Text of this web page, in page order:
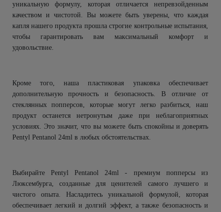
уникальную формулу, которая отличается непревзойденным
качеством и чистотой. Вы можете быть уверены, что каждая
капля нашего продукта прошла строгие контрольные испытания,
чтобы гарантировать вам максимальный комфорт и
удовольствие.
Кроме того, наша пластиковая упаковка обеспечивает
дополнительную прочность и безопасность. В отличие от
стеклянных попперсов, которые могут легко разбиться, наш
продукт останется нетронутым даже при неблагоприятных
условиях. Это значит, что вы можете быть спокойны и доверять
Pentyl Pentanol 24ml в любых обстоятельствах.
Выбирайте Pentyl Pentanol 24ml - премиум попперсы из
Люксембурга, созданные для ценителей самого лучшего и
чистого опыта. Насладитесь уникальной формулой, которая
обеспечивает легкий и долгий эффект, а также безопасность и